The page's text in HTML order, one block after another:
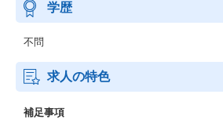
学歴
不問
求人の特色
補足事項